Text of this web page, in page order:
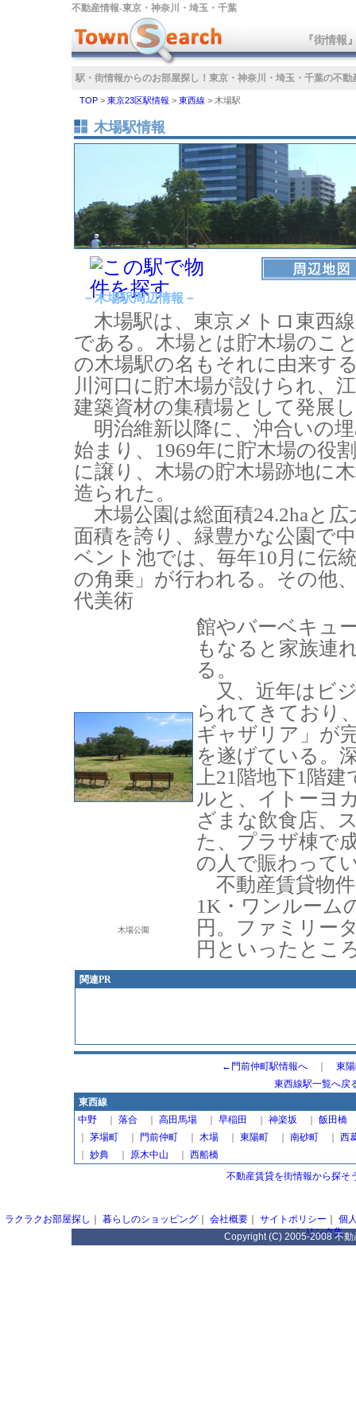
不動産情報‐東京・神奈川・埼玉・千葉
『街情報
駅・街情報からのお部屋探し！ 東京・神奈川・埼玉・千葉の不動
TOP > 東京23区駅情報 > 東西線 > 木場駅
木場駅情報
－木場駅周辺情報－
木場駅は、東京メトロ東西
である。木場とは貯木場のこ
の木場駅の名もそれに由来す
川河口に貯木場が設けられ、
建築資材の集積場として発展
明治維新以降に、沖合いの
始まり、1969年に貯木場の役
に譲り、木場の貯木場跡地に
造られた。
木場公園は総面積24.2haと広
面積を誇り、緑豊かな公園で
ベント池では、毎年10月に伝
の角乗」が行われる。その他
代美術
館やバーベキュ
もなると家族連
る。
又、近年はビ
られてきており
ギャザリア」が
を遂げている。
上21階地下1階
ルと、イトーヨ
ざまな飲食店、
た、プラザ棟で
の人で賑わって
不動産賃貸物
1K・ワンルーム
円。ファミリー
円といったとこ
木場公園
関連PR
←門前仲町駅情報へ｜ 東
東西線駅一覧へ戻
東西線
中野
落合 高田馬場 早稲田 神楽坂 飯田橋
茅場町 門前仲町 木場 東陽町 南砂町
西
妙典 原木中山
西船橋
不動産賃貸を街情報から探そ
ラクラクお部屋探し 暮らしのショッピング｜ 会社概要｜ サイトポリシー
個
｜リンク集
Copyright (C) 2005-2008 不